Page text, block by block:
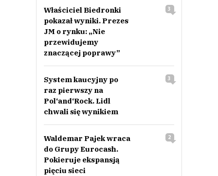
Właściciel Biedronki
pokazał wyniki. Prezes
JM o rynku: „Nie
przewidujemy
znaczącej poprawy”
3
System kaucyjny po
raz pierwszy na
Pol‘and‘Rock. Lidl
chwali się wynikiem
3
Waldemar Pajek wraca
do Grupy Eurocash.
Pokieruje ekspansją
pięciu sieci
2